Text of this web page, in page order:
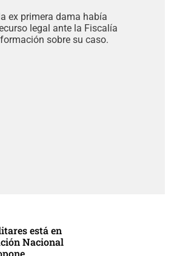
ex primera dama había
legal ante la Fiscalía
sobre su caso.
está en
Nacional